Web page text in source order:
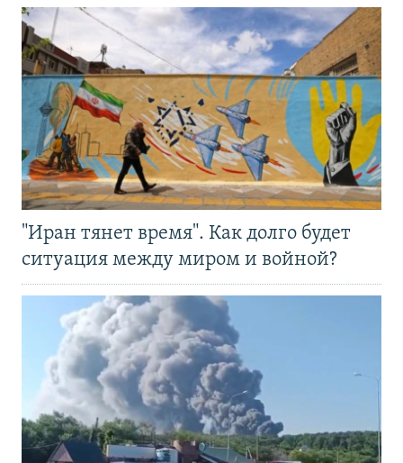
"Иран тянет время". Как долго будет
ситуация между миром и войной?